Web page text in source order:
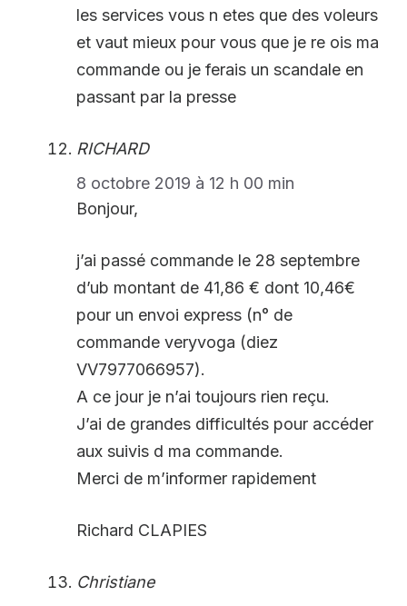
les services vous n etes que des voleurs
et vaut mieux pour vous que je re ois ma
commande ou je ferais un scandale en
passant par la presse
RICHARD
8 octobre 2019 à 12 h 00 min
Bonjour,
j’ai passé commande le 28 septembre
d’ub montant de 41,86 € dont 10,46€
pour un envoi express (n° de
commande veryvoga (diez
VV7977066957).
A ce jour je n’ai toujours rien reçu.
J’ai de grandes difficultés pour accéder
aux suivis d ma commande.
Merci de m’informer rapidement
Richard CLAPIES
Christiane